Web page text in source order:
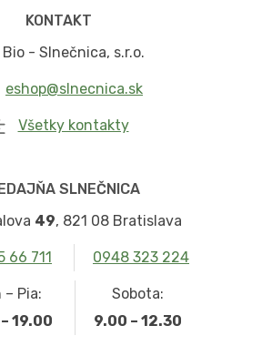
KONTAKT
Bio - Slnečnica, s.r.o.
eshop@slnecnica.sk
Všetky kontakty
SLNEČNICA
49, 821 08 Bratislava
66 711 0948 323 224
– Pia:
19.00
Sobota:
9.00 – 12.30